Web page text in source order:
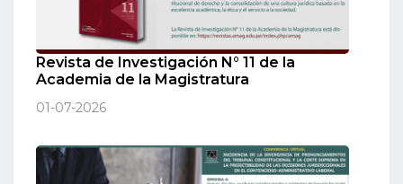
Revista de Investigación N° 11 de la
Academia de la Magistratura
01-07-2026